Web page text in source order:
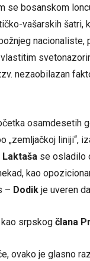
se bosanskom
vašarskih šatri,
nezaobilazan
osamdesetih
„zemljačkoj liniji“,
Laktaša se osladilo
kao
– Dodik je uveren
srpskog člana
ovako je glasno